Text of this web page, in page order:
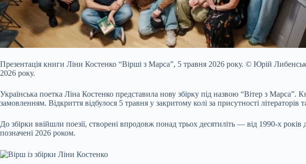
Презентація книги Ліни Костенко “Вірші з Марса”, 5 травня 2026 року. © Юрій
2026 року.
Українська поетка Ліна Костенко представила нову збірку під назвою “Вітер з
замовленням. Відкриття відбулося 5 травня у закритому колі за присутності
До збірки ввійшли поезії, створені впродовж понад трьох десятиліть — від 1990-х
позначені 2026 роком.